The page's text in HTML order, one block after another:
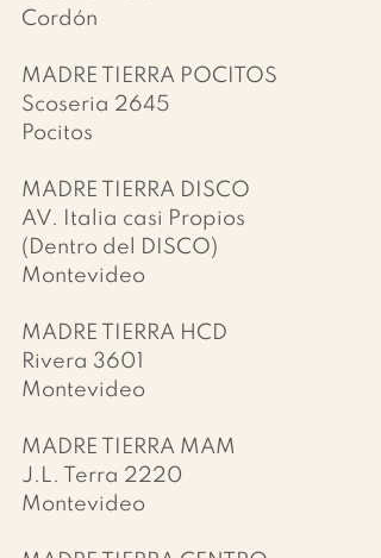
Cordón
MADRE TIERRA POCITOS
Scoseria 2645
Pocitos
MADRE TIERRA DISCO
AV. Italia casi Propios
(Dentro del DISCO)
Montevideo
MADRE TIERRA HCD
Rivera 3601
Montevideo
MADRE TIERRA MAM
J.L. Terra 2220
Montevideo